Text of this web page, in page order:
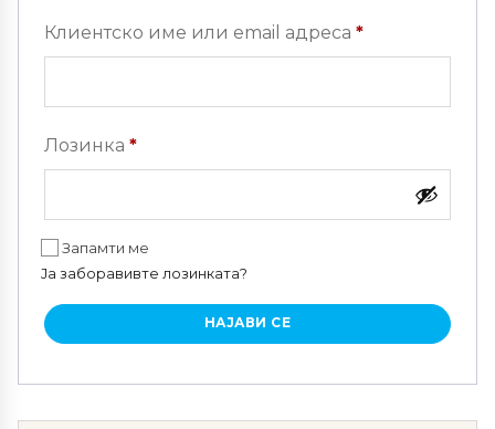
Клиентско име или email адреса *
Лозинка *Задолжително
Запамти ме
Ја заборавивте лозинката?
НАЈАВИ СЕ